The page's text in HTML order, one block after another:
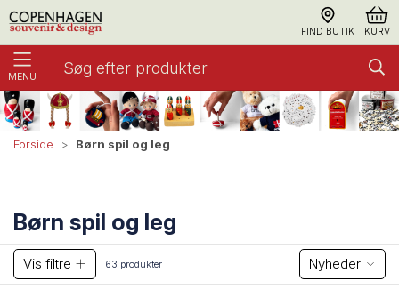
FIND BUTIK KURV
MENU
Forside Børn spil og leg
Børn spil og leg
Vis filtre 63 produkter Nyheder